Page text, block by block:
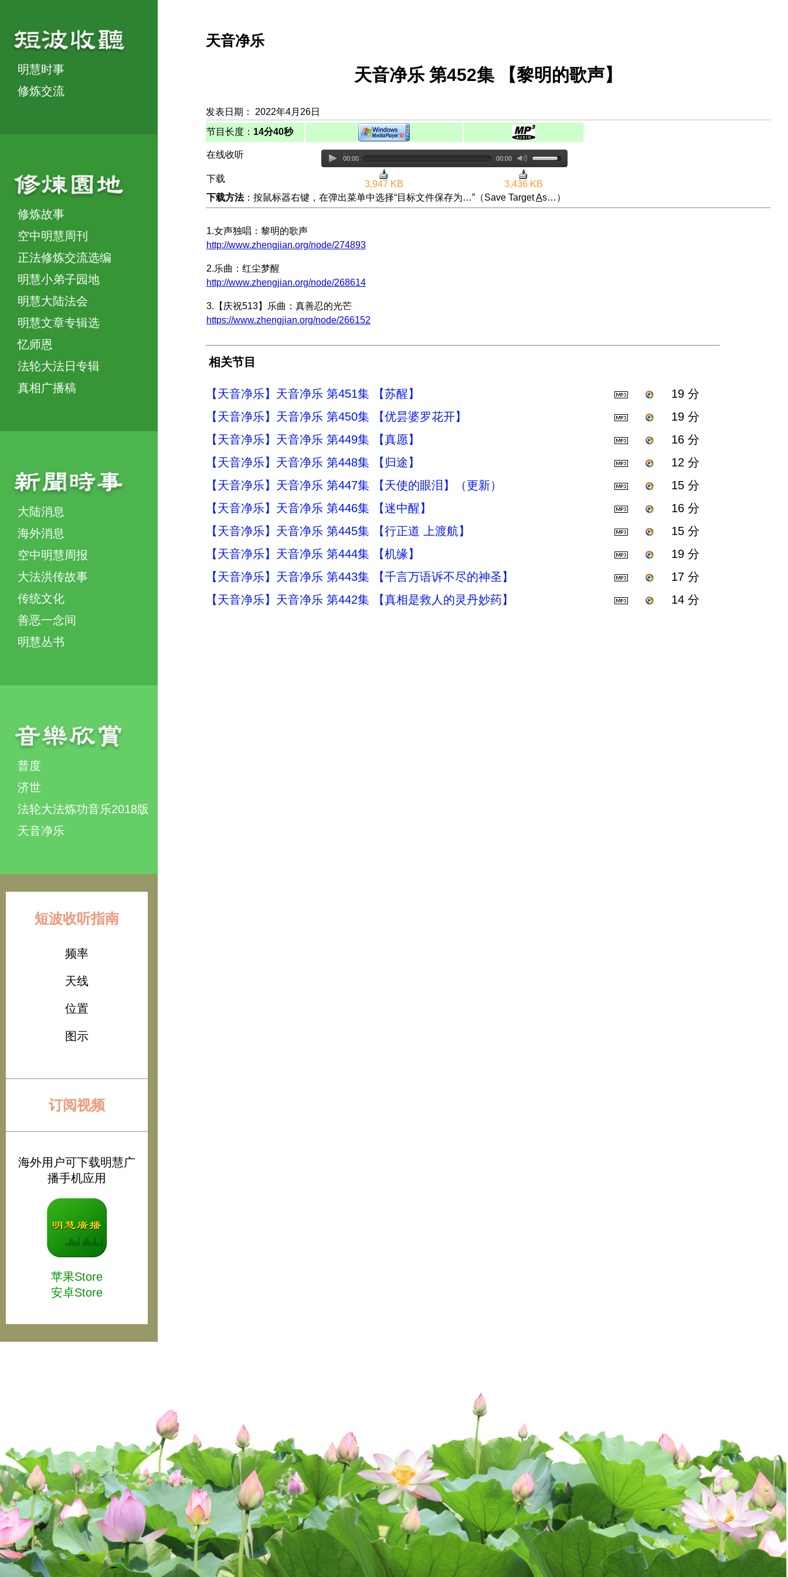
明慧时事
修炼交流
修炼故事
空中明慧周刊
正法修炼交流选编
明慧小弟子园地
明慧大陆法会
明慧文章专辑选
忆师恩
法轮大法日专辑
真相广播稿
大陆消息
海外消息
空中明慧周报
大法洪传故事
传统文化
善恶一念间
明慧丛书
普度
济世
法轮大法炼功音乐2018版
天音净乐
短波收听指南
频率
天线
位置
图示
订阅视频
海外用户可下载明慧广
播手机应用
苹果Store
安卓Store
天音净乐
天音净乐 第452集 【黎明的歌声】
发表日期： 2022年4月26日
节目长度： 14分40秒
在线收听 00:00 00:00
下载
3,947 KB
3,436 KB
下载方法：按鼠标器右键，在弹出菜单中选择“目标文件保存为…”（Save TargetAs…）
1.女声独唱：黎明的歌声
http://www.zhengjian.org/node/274893
2.乐曲：红尘梦醒
http://www.zhengjian.org/node/268614
3.【庆祝513】乐曲：真善忍的光芒
https://www.zhengjian.org/node/266152
相关节目
【天音净乐】天音净乐 第451集 【苏醒】
19 分
【天音净乐】天音净乐 第450集 【优昙婆罗花开】
19 分
【天音净乐】天音净乐 第449集 【真愿】
16 分
【天音净乐】天音净乐 第448集 【归途】
12 分
【天音净乐】天音净乐 第447集 【天使的眼泪】（更新）
15 分
【天音净乐】天音净乐 第446集 【迷中醒】
16 分
【天音净乐】天音净乐 第445集 【行正道 上渡航】
15 分
【天音净乐】天音净乐 第444集 【机缘】
19 分
【天音净乐】天音净乐 第443集 【千言万语诉不尽的神圣】
17 分
【天音净乐】天音净乐 第442集 【真相是救人的灵丹妙药】
14 分